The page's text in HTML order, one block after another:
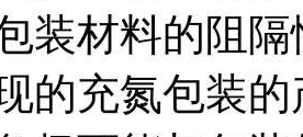
装材料的阻
的充氮包装